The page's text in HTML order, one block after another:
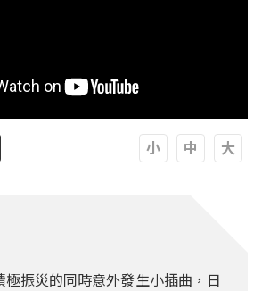
極振災的同時意外發生小插曲，日